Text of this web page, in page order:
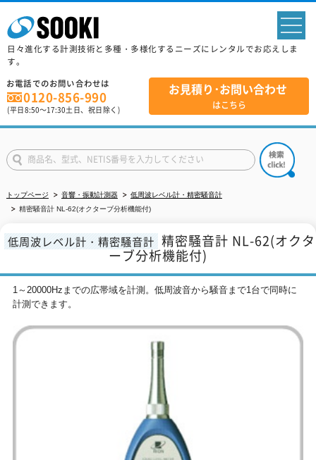
日々進化する計測技術と多種・多様化するニーズにレンタルでお応えしま
す。
お電話でのお問い合わせは
0120-856-990
(平日8:50～17:30土日、祝日除く)
お見積り･お問い合わせ
はこちら
トップページ 音響・振動計測器
低周波レベル計・精密騒音計
精密騒音計 NL-62(オクターブ分析機能付)
低周波レベル計・精密騒音計 精密騒音計 NL-62(オクタ
ーブ分析機能付)
1～20000Hzまでの広帯域を計測。低周波音から騒音まで1台で同時に
計測できます。